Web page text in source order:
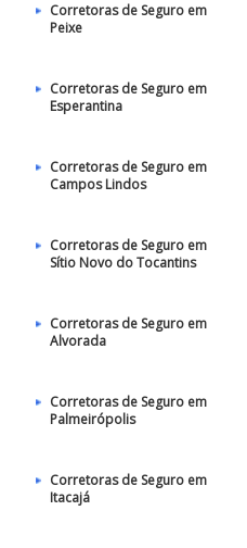
Corretoras de Seguro em
Peixe
Corretoras de Seguro em
Esperantina
Corretoras de Seguro em
Campos Lindos
Corretoras de Seguro em
Sítio Novo do Tocantins
Corretoras de Seguro em
Alvorada
Corretoras de Seguro em
Palmeirópolis
Corretoras de Seguro em
Itacajá